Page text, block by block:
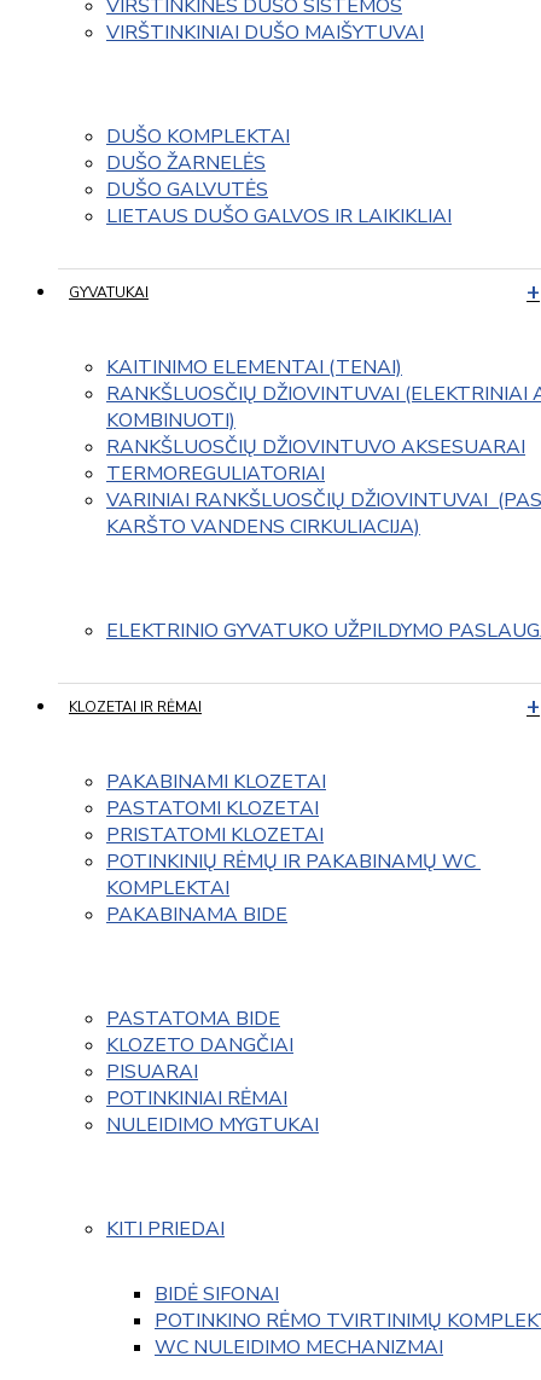
VIRŠTINKINĖS DUŠO SISTEMOS
VIRŠTINKINIAI DUŠO MAIŠYTUVAI
DUŠO KOMPLEKTAI
DUŠO ŽARNELĖS
DUŠO GALVUTĖS
LIETAUS DUŠO GALVOS IR LAIKIKLIAI
GYVATUKAI
KAITINIMO ELEMENTAI (TENAI)
RANKŠLUOSČIŲ DŽIOVINTUVAI (ELEKTRINIAI
KOMBINUOTI)
RANKŠLUOSČIŲ DŽIOVINTUVO AKSESUARAI
TERMOREGULIATORIAI
VARINIAI RANKŠLUOSČIŲ DŽIOVINTUVAI
KARŠTO VANDENS CIRKULIACIJA)
ELEKTRINIO GYVATUKO UŽPILDYMO
KLOZETAI IR RĖMAI
PAKABINAMI KLOZETAI
PASTATOMI KLOZETAI
PRISTATOMI KLOZETAI
POTINKINIŲ RĖMŲ IR PAKABINAMŲ WC
KOMPLEKTAI
PAKABINAMA BIDE
PASTATOMA BIDE
KLOZETO DANGČIAI
PISUARAI
POTINKINIAI RĖMAI
NULEIDIMO MYGTUKAI
KITI PRIEDAI
BIDĖ SIFONAI
POTINKINO RĖMO TVIRTINIMŲ
WC NULEIDIMO MECHANIZMAI